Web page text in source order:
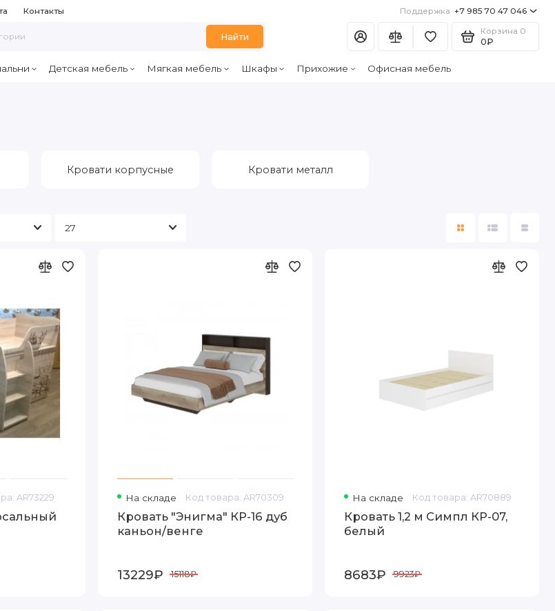
Контакты Поддержка +7 985 70 47 046
Найти
Корзина 0
0₽
Детская мебель Мягкая мебель Шкафы Прихожие Офисная мебель
Кровати корпусные Кровати металл
AR73229 На складе Код товара: AR70309
Кровать "Энигма" КР-16 дуб
каньон/венге
13229₽ 15118₽
На складе Код товара: AR70889
Кровать 1,2 м Симпл КР-07,
белый
8683₽ 9923₽